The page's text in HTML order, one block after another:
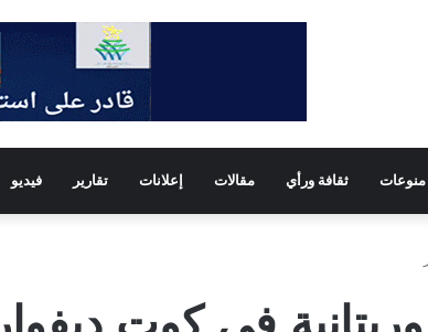
منوعات ثقافة ورأي مقالات إعلانات تقارير فيديو